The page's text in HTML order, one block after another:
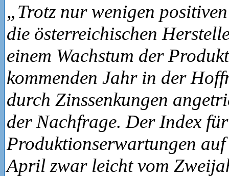
„Trotz nur wenigen
die österreichischen
einem Wachstum der
kommenden Jahr in der
durch Zinssenkungen
der Nachfrage. Der Index
Produktionserwartungen
April zwar leicht vom